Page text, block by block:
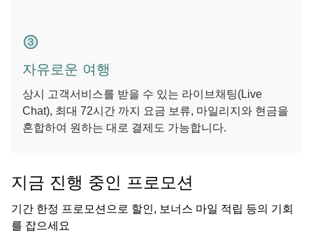
자유로운 여행
상시 고객서비스를 받을 수 있는 라이브채팅(Live
Chat), 최대 72시간 까지 요금 보류, 마일리지와 현금을
혼합하여 원하는 대로 결제도 가능합니다.
지금 진행 중인 프로모션
기간 한정 프로모션으로 할인, 보너스 마일 적립 등의 기회
를 잡으세요